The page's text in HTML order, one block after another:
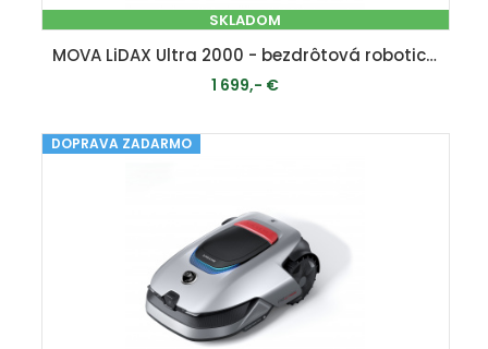
SKLADOM
MOVA LiDAX Ultra 2000 - bezdrôtová robotická kosačka ( 2000 m2 )
1 699,- €
PRIDAŤ DO KOŠÍKA
DOPRAVA ZADARMO